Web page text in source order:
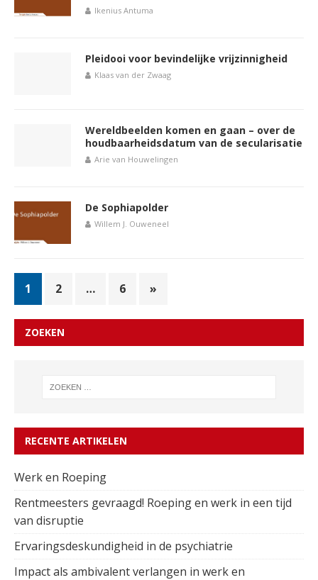
Ikenius Antuma
Pleidooi voor bevindelijke vrijzinnigheid
Klaas van der Zwaag
Wereldbeelden komen en gaan – over de
houdbaarheidsdatum van de secularisatie
Arie van Houwelingen
De Sophiapolder
Willem J. Ouweneel
1 2 … 6 »
ZOEKEN
RECENTE ARTIKELEN
Werk en Roeping
Rentmeesters gevraagd! Roeping en werk in een tijd
van disruptie
Ervaringsdeskundigheid in de psychiatrie
Impact als ambivalent verlangen in werk en